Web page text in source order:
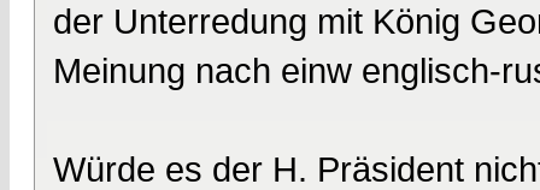
der Unterredung mit König
Meinung nach einw englisch-
Würde es der H. Präsident